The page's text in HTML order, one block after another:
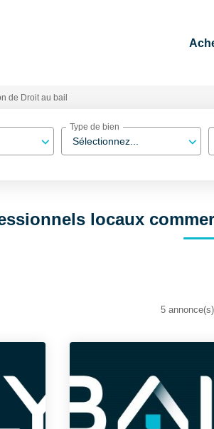
de Droit au bail
Sélectionnez...
Type de bien
locaux
5